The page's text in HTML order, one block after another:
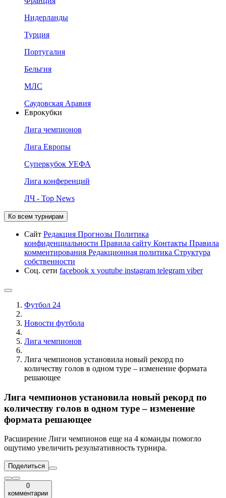
Нидерланды
Турция
Португалия
Бельгия
МЛС
Саудовская Аравия
Еврокубки
Лига чемпионов
Лига Европы
Суперкубок УЕФА
Лига конференций
ЛЧ - Top News
Ко всем турнирам
Сайт Редакция Прогнозы Политика
конфиденциальности Правила сайту Контакты Правила
комментирования Редакционная политика Структура
собственности
Соц. сети facebook x youtube instagram telegram viber
Футбол 24
Новости футбола
Лига чемпионов
Лига чемпионов установила новый рекорд по
количеству голов в одном туре – изменение формата
решающее
Лига чемпионов установила новый рекорд по
количеству голов в одном туре – изменение
формата решающее
Расширение Лиги чемпионов еще на 4 команды помогло
ощутимо увеличить результативность турнира.
Поделиться
0
комментарии